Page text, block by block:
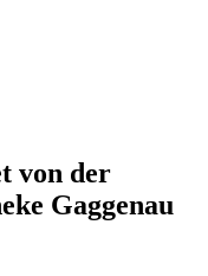
von der
Gaggenau